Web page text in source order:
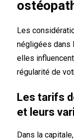
Les
négligées dans
elles
régularité de
Les tarifs
et leurs
Dans la